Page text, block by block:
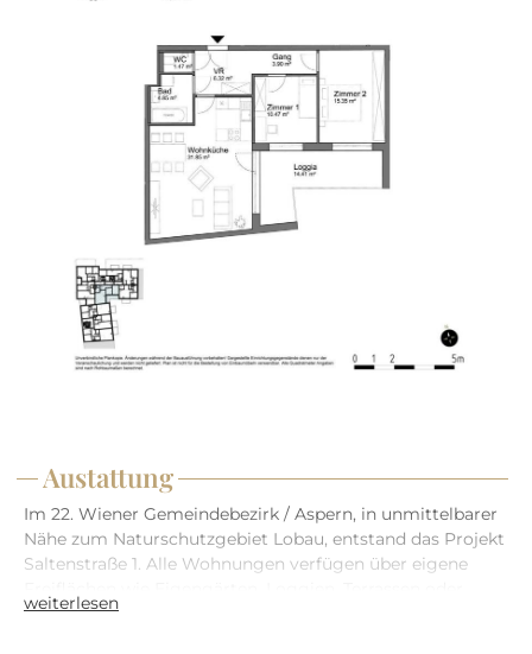
Austattung
Im 22. Wiener Gemeindebezirk / Aspern, in unmittelbarer
Nähe zum Naturschutzgebiet Lobau, entstand das Projekt
Saltenstraße 1. Alle Wohnungen verfügen über eigene
Balkone.
weiterlesen